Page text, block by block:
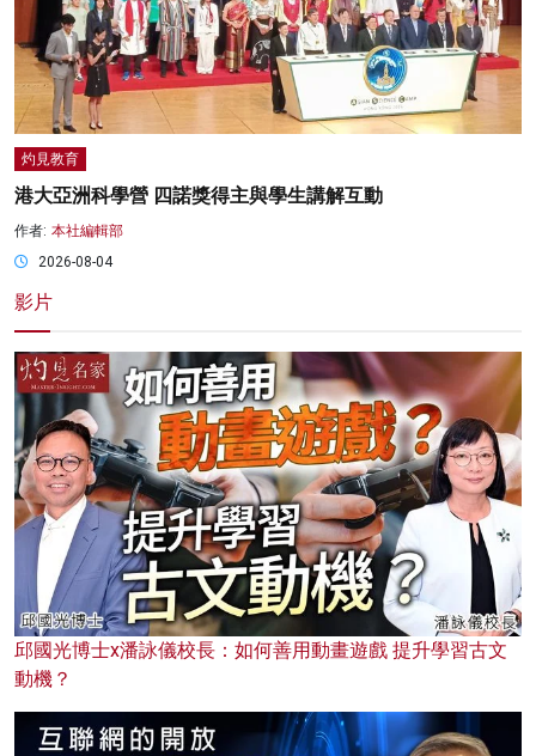
灼見教育
港大亞洲科學營 四諾獎得主與學生講解互動
作者: 本社編輯部
2026-08-04
影片
邱國光博士x潘詠儀校長：如何善用動畫遊戲 提升學習古文
動機？